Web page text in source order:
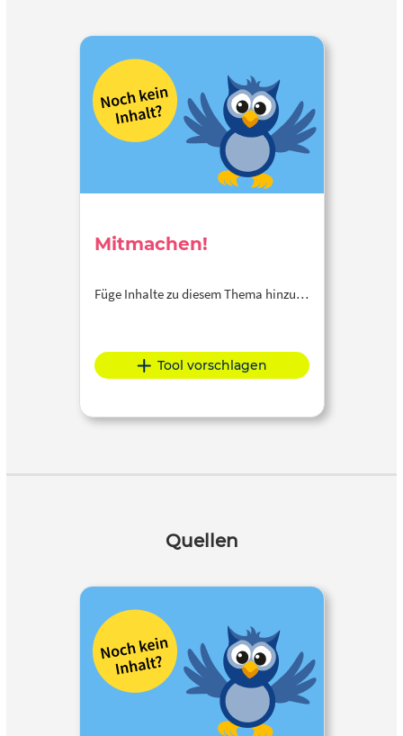
Mitmachen!
Füge Inhalte zu diesem Thema hinzu…
Tool vorschlagen
Quellen